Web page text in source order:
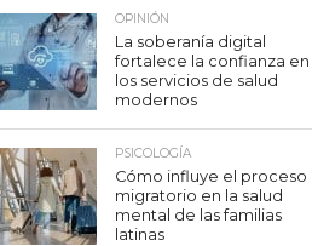
OPINIÓN
La soberanía digital
fortalece la confianza en
los servicios de salud
modernos
PSICOLOGÍA
Cómo influye el proceso
migratorio en la salud
mental de las familias
latinas